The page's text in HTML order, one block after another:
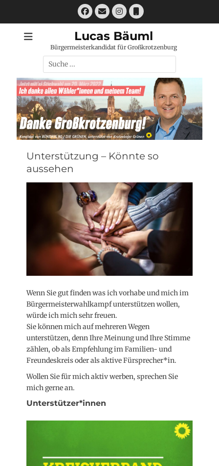
Facebook
E-
Mail
Instagram
Telefon
Lucas Bäuml
Bürgermeisterkandidat für Großkrotzenburg
Suchen
nach:
Unterstützung – Könnte so
aussehen
Wenn Sie gut finden was ich vorhabe und mich im
Bürgermeisterwahlkampf unterstützen wollen,
würde ich mich sehr freuen.
Sie können mich auf mehreren Wegen
unterstützen, denn Ihre Meinung und Ihre Stimme
zählen, ob als Empfehlung im Familien- und
Freundeskreis oder als aktive Fürsprecher*in.
Wollen Sie für mich aktiv werben, sprechen Sie
mich gerne an.
Unterstützer*innen